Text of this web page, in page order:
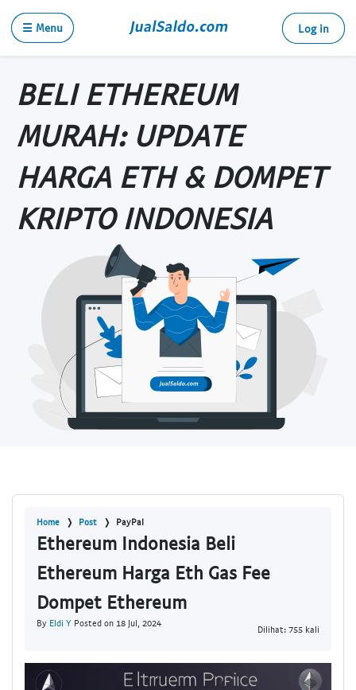
☰ Menu Log in
BELI ETHEREUM
MURAH: UPDATE
HARGA ETH & DOMPET
KRIPTO INDONESIA
Home Post PayPal
Ethereum Indonesia Beli
Ethereum Harga Eth Gas Fee
Dompet Ethereum
By Eldi Y Posted on 18 Jul, 2024
Dilihat: 755 kali